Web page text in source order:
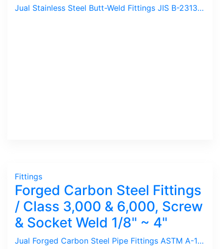
Jual Stainless Steel Butt-Weld Fittings JIS B-2313, SS 304, 304L, 316, 316L / Elbow, Tee, Reducer, Cross, Cap, Sch. 10, 20, 40, 80 dengan ukuran 1/2" s/d 16". Merek HOKO ex-Jepang. Fittings Las Stainless ini di-gunakan untuk unsur Anti-Karat pada media Kimia, Makanan, Obat dan Kosmetik.
Fittings
Forged Carbon Steel Fittings
/ Class 3,000 & 6,000, Screw
& Socket Weld 1/8" ~ 4"
Jual Forged Carbon Steel Pipe Fittings ASTM A-105, ASME B-16.11 / Elbow, Tee, Reducer, Bushing, Union, Nipple, Socket, Cross, Cap, Class 3000 & 6000 dengan sambungan Drat / Ulir NPT atau Socket Weld. Ukuran 1/8", 1/4", 1/2", 3/4", 1", 11/4", 11/2", 2", 3", 4". Merek SVF, Both-Well Sambungan pipa ini ideal untuk tekanan Tinggi dan di-gunakan untuk media Uap, Air, Udara, Gas, Minyak.